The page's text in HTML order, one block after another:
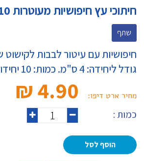
חיתוכי עץ חיפושיות מעוטרות 10 יח'
שתף
חיפושיות עם עיטור לבבות לקישוט
גודל ליחידה: 4 ס"מ. כמות: 10 יחידות
מחיר ארט דיפו: 4.90 ₪‎
כמות :
הוסף לסל